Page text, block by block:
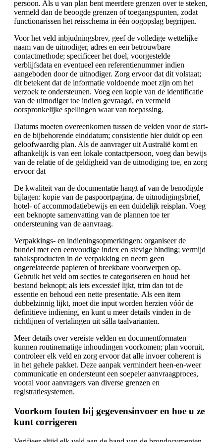
persoon. Als u van plan bent meerdere grenzen over te steken,
vermeld dan de beoogde grenzen of toegangspunten, zodat
functionarissen het reisschema in één oogopslag begrijpen.
Voor het veld inbjudningsbrev, geef de volledige wettelijke
naam van de uitnodiger, adres en een betrouwbare
contactmethode; specificeer het doel, voorgestelde
verblijfsdata en eventueel een referentienummer indien
aangeboden door de uitnodiger. Zorg ervoor dat dit volstaat;
dit betekent dat de informatie voldoende moet zijn om het
verzoek te ondersteunen. Voeg een kopie van de identificatie
van de uitnodiger toe indien gevraagd, en vermeld
oorspronkelijke spellingen waar van toepassing.
Datums moeten overeenkomen tussen de velden voor de start-
en de bijbehorende einddatum; consistentie hier duidt op een
geloofwaardig plan. Als de aanvrager uit Australië komt en
afhankelijk is van een lokale contactpersoon, voeg dan bewijs
van de relatie of de geldigheid van de uitnodiging toe, en zorg
ervoor dat
De kwaliteit van de documentatie hangt af van de benodigde
bijlagen: kopie van de paspoortpagina, de uitnodigingsbrief,
hotel- of accommodatiebewijs en een duidelijk reisplan. Voeg
een beknopte samenvatting van de plannen toe ter
ondersteuning van de aanvraag.
Verpakkings- en indieningsopmerkingen: organiseer de
bundel met een eenvoudige index en stevige binding; vermijd
tabaksproducten in de verpakking en neem geen
ongerelateerde papieren of breekbare voorwerpen op.
Gebruik het veld om secties te categoriseren en houd het
bestand beknopt; als iets excessief lijkt, trim dan tot de
essentie en behoud een nette presentatie. Als een item
dubbelzinnig lijkt, moet die input worden herzien vóór de
definitieve indiening, en kunt u meer details vinden in de
richtlijnen of vertalingen uit sålla taalvarianten.
Meer details over vereiste velden en documentformaten
kunnen routinematige inhoudingen voorkomen; plan vooruit,
controleer elk veld en zorg ervoor dat alle invoer coherent is
in het gehele pakket. Deze aanpak vermindert heen-en-weer
communicatie en ondersteunt een soepeler aanvraagproces,
vooral voor aanvragers van diverse grenzen en
registratiesystemen.
Voorkom fouten bij gegevensinvoer en hoe u ze
kunt corrigeren